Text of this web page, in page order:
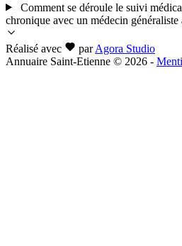
Comment se déroule le suivi
chronique avec un médecin généraliste
Réalisé avec par Agora Studio
Annuaire Saint-Etienne © 2026 -